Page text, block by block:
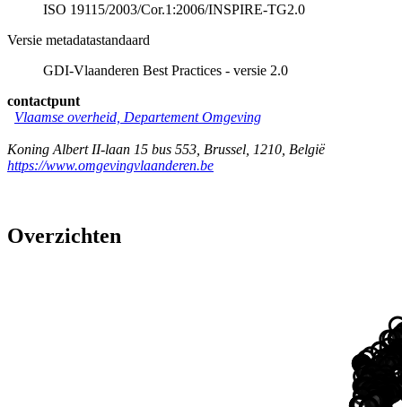
ISO 19115/2003/Cor.1:2006/INSPIRE-TG2.0
Versie metadatastandaard
GDI-Vlaanderen Best Practices - versie 2.0
contactpunt
Vlaamse overheid, Departement Omgeving
Koning Albert II-laan 15 bus 553 Brussel 1210 België
https://www.omgevingvlaanderen.be
Overzichten